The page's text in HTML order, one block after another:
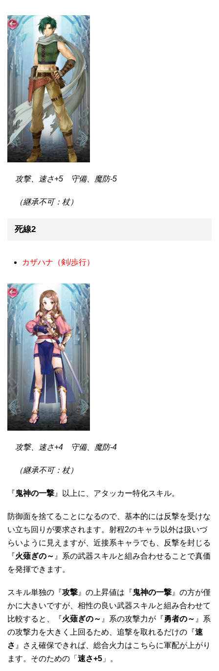
攻撃、速さ+5 守備、魔防-5
（継承不可：杖）
死線2
カザハナ（剣/歩行）
攻撃、速さ+4 守備、魔防-4
（継承不可：杖）
『鬼神の一撃 』以上に、アタッカー特化スキル。
防御面を捨てることになるので、基本的には反撃を受けな
い立ち回りが要求されます。射程2のキャラ以外は扱いづ
らいように見えますが、近接系キャラでも、反撃を封じる
『火薙ぎの～ 』系の武器スキルと組み合わせることで真価
を発揮できます。
スキル単独の『攻撃 』の上昇値は『鬼神の一撃 』の方が僅
かに大きいですが、相性の良い武器スキルと組み合わせて
比較すると、『火薙ぎの～ 』系の攻撃力が『勇者の～ 』系
の攻撃力を大きく上回るため、追撃を取れるだけの『速
さ 』さえ確保できれば、総合火力はこちらに軍配が上がり
ます。そのための「 速さ+5 」。